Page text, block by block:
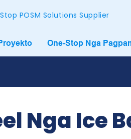
POSM Solutions Supplier
One-Stop Nga
Nga Ice